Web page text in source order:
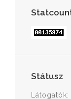
Státusz